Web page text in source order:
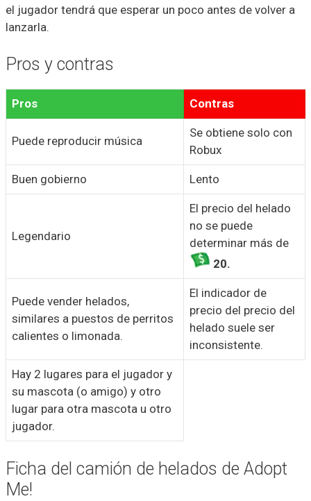
el jugador tendrá que esperar un poco antes de volver a
lanzarla.
Pros y contras
Pros Contras
Puede reproducir música
Se obtiene solo con
Robux
Buen gobierno Lento
Legendario
El precio del helado
no se puede
determinar más de
20.
Puede vender helados,
similares a puestos de perritos
calientes o limonada.
El indicador de
precio del precio del
helado suele ser
inconsistente.
Hay 2 lugares para el jugador y
su mascota (o amigo) y otro
lugar para otra mascota u otro
jugador.
Ficha del camión de helados de Adopt
Me!